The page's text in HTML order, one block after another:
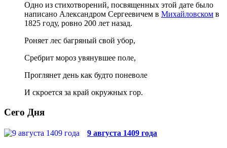
Одно из стихотворений, посвященных этой дате было
написано Александром Сергеевичем в Михайловском в
1825 году, ровно 200 лет назад.
Роняет лес багряный свой убор,
Сребрит мороз увянувшее поле,
Проглянет день как будто поневоле
И скроется за край окружных гор.
Сего Дня
9 августа 1409 года